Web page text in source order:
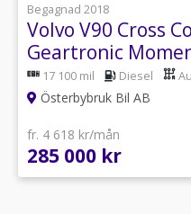
Begagnad 2018
Volvo V90 Cross
Geartronic
17 100 mil Diesel
Österbybruk Bil AB
fr. 4 618 kr/mån
285 000 kr